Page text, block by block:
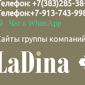
+7(383)285-
+7-913-743-
Чат в WhatsApp
группы